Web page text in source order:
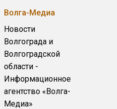
Волга-Медиа
Новости
Волгограда и
Волгоградской
области -
Информационное
агентство «Волга-
Медиа»